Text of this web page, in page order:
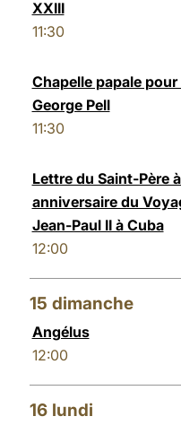
XXIII
11:30
Chapelle papale
George Pell
11:30
Lettre du Saint-Père
anniversaire du
Jean-Paul II à Cuba
12:00
15 dimanche
Angélus
12:00
16 lundi